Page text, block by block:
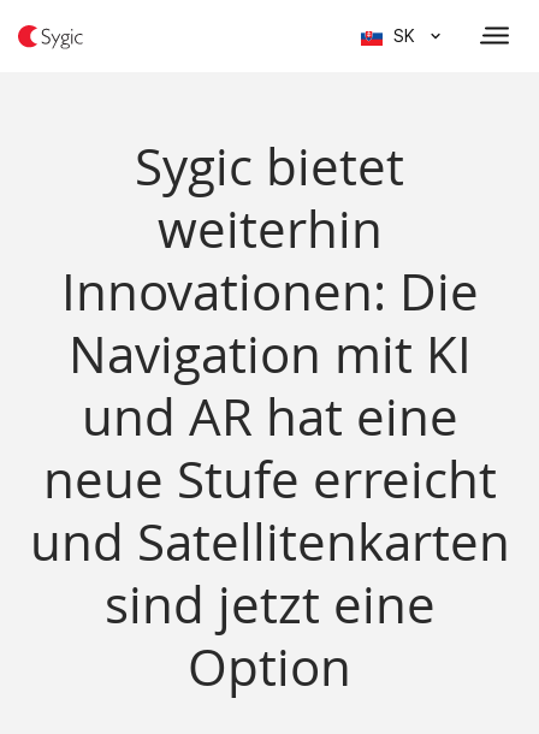
SK
Sygic bietet
weiterhin
Innovationen: Die
Navigation mit KI
und AR hat eine
neue Stufe erreicht
und Satellitenkarten
sind jetzt eine
Option